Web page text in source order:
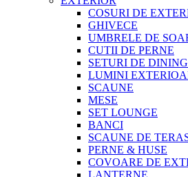
COSURI DE
GHIVECE
UMBRELE DE
CUTII DE PERNE
SETURI DE
LUMINI
SCAUNE
MESE
SET LOUNGE
BANCI
SCAUNE DE
PERNE & HUSE
COVOARE DE
LANTERNE